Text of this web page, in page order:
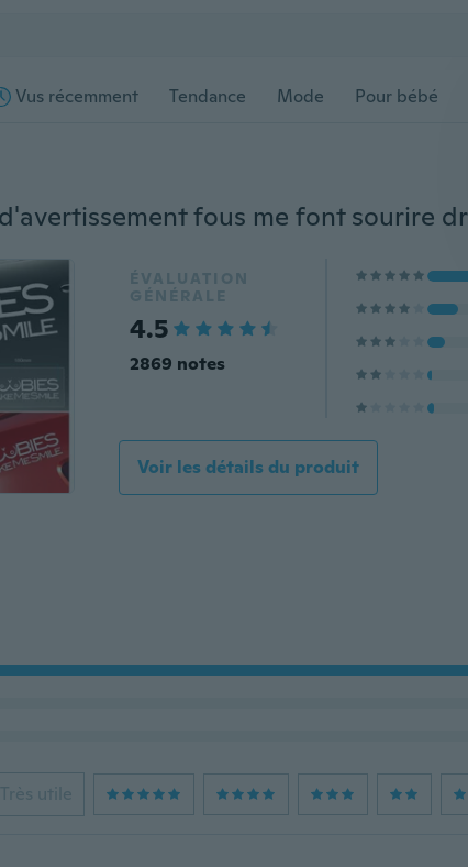
Vus récemment Tendance Mode Pour bébé
ÉVALUATION
GÉNÉRALE
4.5
2869 notes
Voir les détails du produit
Très utile